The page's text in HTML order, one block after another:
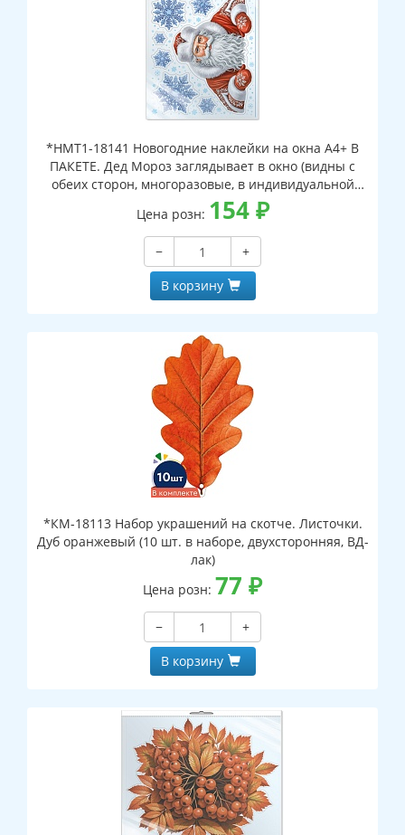
*НМТ1-18141 Новогодние наклейки на окна А4+ В
ПАКЕТЕ. Дед Мороз заглядывает в окно (видны с
обеих сторон, многоразовые, в индивидуальной
упаковке, с европодвесом и клеевым клапаном)
Цена розн: 154₽
−
+
В корзину
*КМ-18113 Набор украшений на скотче. Листочки.
Дуб оранжевый (10 шт. в наборе, двухсторонняя, ВД-
лак)
Цена розн: 77 ₽
−
+
В корзину